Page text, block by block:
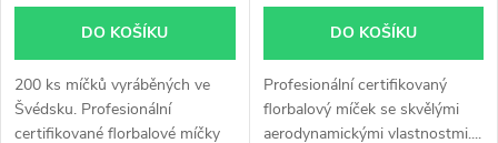
d
u
o
d
DO KOŠÍKU
200 ks míčků vyráběných ve
Švédsku. Profesionální
certifikované florbalové míčky
DO KOŠÍKU
Profesionální certifikovaný
florbalový míček se skvělými
aerodynamickými vlastnostmi....